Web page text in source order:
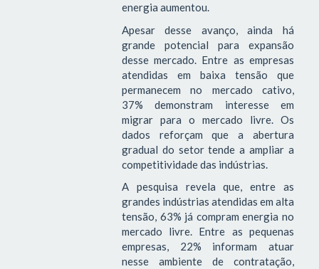
energia aumentou.
Apesar desse avanço, ainda há
grande potencial para expansão
desse mercado. Entre as empresas
atendidas em baixa tensão que
permanecem no mercado cativo,
37% demonstram interesse em
migrar para o mercado livre. Os
dados reforçam que a abertura
gradual do setor tende a ampliar a
competitividade das indústrias.
A pesquisa revela que, entre as
grandes indústrias atendidas em alta
tensão, 63% já compram energia no
mercado livre. Entre as pequenas
empresas, 22% informam atuar
nesse ambiente de contratação,